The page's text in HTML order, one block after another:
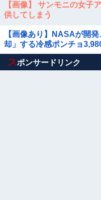
【画像】 サンモニの女子
供してしまう
【画像あり】NASAが開
却」する冷感ポンチョ
Powered by livedoor 相互
スポンサードリンク